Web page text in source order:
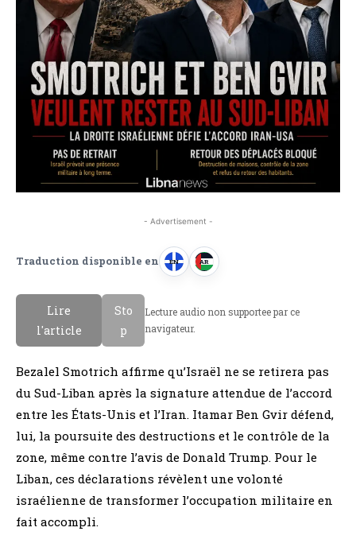
- Advertisement -
Traduction disponible en EN
A
g
l
i
s
AR
A
a
Lire
l'article
Sto
p
Lecture audio non supportee par ce
navigateur.
Bezalel Smotrich affirme qu’Israël ne se retirera pas
du Sud-Liban après la signature attendue de l’accord
entre les États-Unis et l’Iran. Itamar Ben Gvir défend,
lui, la poursuite des destructions et le contrôle de la
zone, même contre l’avis de Donald Trump. Pour le
Liban, ces déclarations révèlent une volonté
israélienne de transformer l’occupation militaire en
fait accompli.